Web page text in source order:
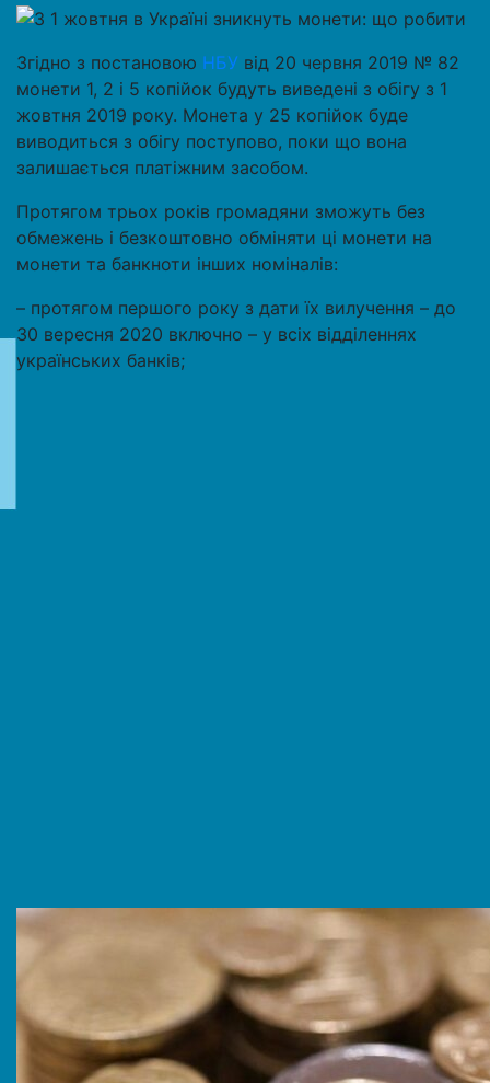
Згідно з постановою НБУ від 20 червня 2019 № 82
монети 1, 2 і 5 копійок будуть виведені з обігу з 1
жовтня 2019 року. Монета у 25 копійок буде
виводиться з обігу поступово, поки що вона
залишається платіжним засобом.
Протягом трьох років громадяни зможуть без
обмежень і безкоштовно обміняти ці монети на
монети та банкноти інших номіналів:
– протягом першого року з дати їх вилучення – до
30 вересня 2020 включно – у всіх відділеннях
українських банків;